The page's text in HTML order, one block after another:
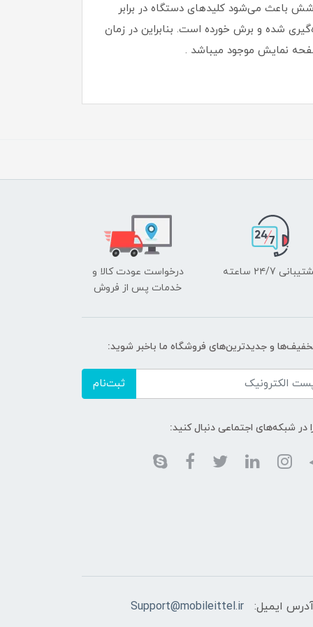
باعث می‌شود کلیدهای دستگاه در برابر
این بامپر به خوبی اندازه‌گیری شده و برش خورده است. بنابراین در زمان
نمایش موجود میباشد .
۲۴/7 ساعته
درخواست عودت کالا و
خدمات پس از فروش
و جدیدترین‌های فروشگاه ما باخبر شوید:
ثبت‌نام
در شبکه‌های اجتماعی دنبال کنید:
ایمیل: Support@mobileittel.ir